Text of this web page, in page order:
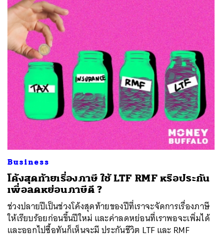
Business
โค้งสุดท้ายเรื่องภาษี ใช้ LTF RMF หรือประกัน
เพื่อลดหย่อนภาษีดี ?
ช่วงปลายปีเป็นช่วงโค้งสุดท้ายของปีที่เราจะจัดการเรื่องภาษี
ให้เรียบร้อยก่อนขึ้นปีใหม่ และค่าลดหย่อนที่เราพอจะเพิ่มได้
และออกไปซื้อทันก็เห็นจะมี ประกันชีวิต LTF และ RMF